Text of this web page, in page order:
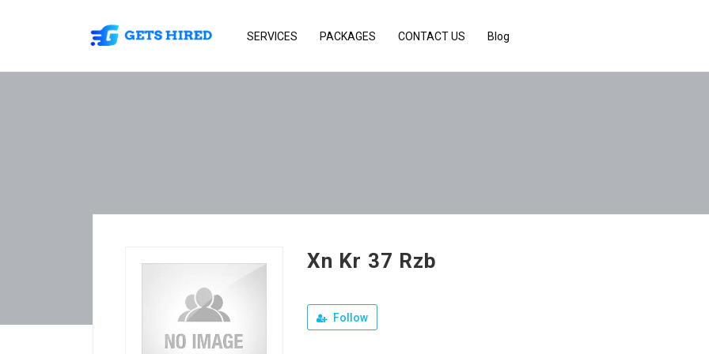
SERVICES PACKAGES CONTACT US Blog
Xn Kr 37 Rzb
Follow